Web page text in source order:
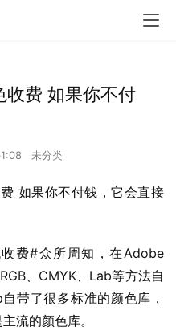
费 如果你不付
未分类
如果你不付钱，它会直接
费#众所周知，在Adobe
、CMYK、Lab等方法自
带了很多标准的颜色库，
流的颜色库。